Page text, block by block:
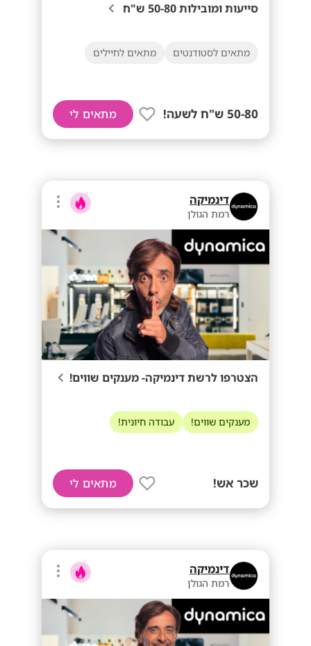
סייעות ומובילות 50-80 ש"ח
מתאים לסטודנטים מתאים לחיילים
50-80 ש"ח לשעה! מתאים לי
דינמיקה
רמת הגולן
הצטרפו לרשת דינמיקה- מענקים שווים!
מענקים שווים! עבודה חיונית!
שכר אש! מתאים לי
דינמיקה
רמת הגולן